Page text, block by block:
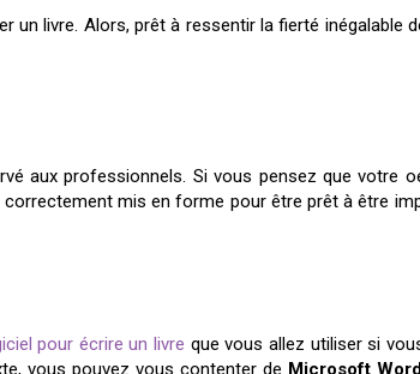
un livre. Alors, prêt à ressentir la fierté inégalable
aux professionnels. Si vous pensez que votre
mis en forme pour être prêt à être
pour écrire un livre que vous allez utiliser si
vous pouvez vous contenter de Microsoft